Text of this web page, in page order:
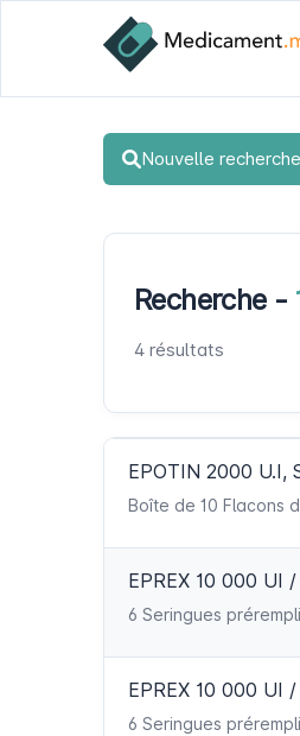
Nouvelle recherche
Recherche -
4 résultats
EPOTIN 2000 U.I,
Boîte de 10 Flacons
EPREX 10 000 UI
6 Seringues
EPREX 10 000 UI
6 Seringues